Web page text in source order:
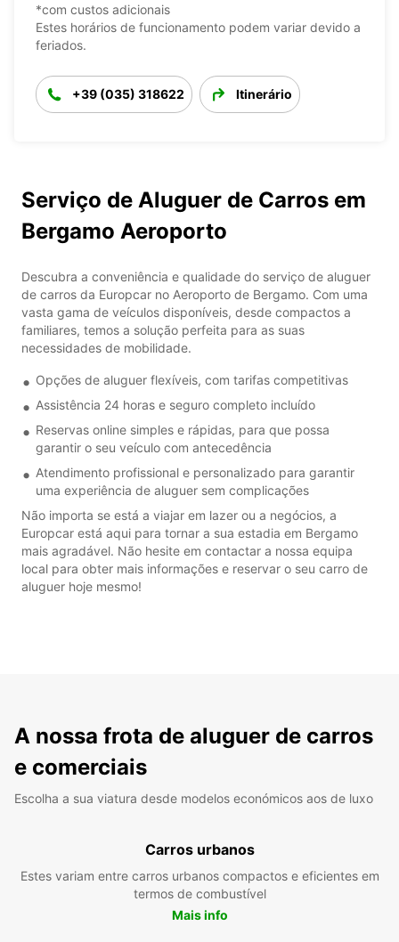
*com custos adicionais
Estes horários de funcionamento podem variar devido a
feriados.
+39 (035) 318622 Itinerário
Serviço de Aluguer de Carros em
Bergamo Aeroporto
Descubra a conveniência e qualidade do serviço de aluguer
de carros da Europcar no Aeroporto de Bergamo. Com uma
vasta gama de veículos disponíveis, desde compactos a
familiares, temos a solução perfeita para as suas
necessidades de mobilidade.
Opções de aluguer flexíveis, com tarifas competitivas
Assistência 24 horas e seguro completo incluído
Reservas online simples e rápidas, para que possa
garantir o seu veículo com antecedência
Atendimento profissional e personalizado para garantir
uma experiência de aluguer sem complicações
Não importa se está a viajar em lazer ou a negócios, a
Europcar está aqui para tornar a sua estadia em Bergamo
mais agradável. Não hesite em contactar a nossa equipa
local para obter mais informações e reservar o seu carro de
aluguer hoje mesmo!
A nossa frota de aluguer de carros
e comerciais
Escolha a sua viatura desde modelos económicos aos de luxo
Carros urbanos
Estes variam entre carros urbanos compactos e eficientes em
termos de combustível
Mais info